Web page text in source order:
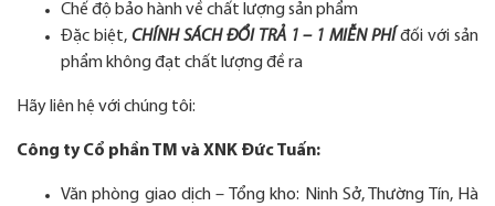
Chế độ bảo hành về chất lượng sản phẩm
Đặc biệt, CHÍNH SÁCH ĐỔI TRẢ 1 – 1 MIỄN PHÍđối với sản
phẩm không đạt chất lượng đề ra
Hãy liên hệ với chúng tôi:
Công ty Cổ phần TM và XNK Đức Tuấn:
Văn phòng giao dịch – Tổng kho: Ninh Sở, Thường Tín, Hà